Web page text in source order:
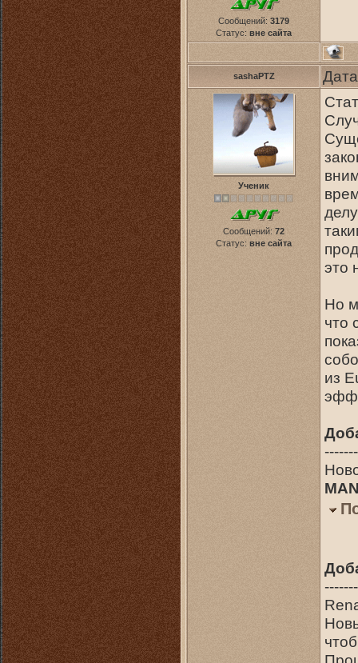
Сообщений: 3179
Статус: вне сайта
sashaPTZ
Ученик
Сообщений: 72
Статус: вне сайта
это
Но
что
из